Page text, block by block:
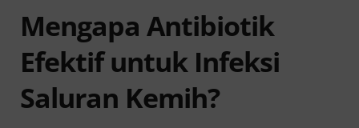
Mengapa Antibiotik
Efektif untuk Infeksi
Saluran Kemih?